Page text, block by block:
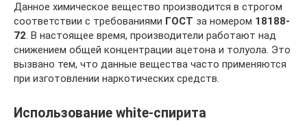
Данное химическое вещество производится в строгом
соответствии с требованиями ГОСТ за номером 18188-
72. В настоящее время, производители работают над
снижением общей концентрации ацетона и толуола. Это
вызвано тем, что данные вещества часто применяются
при изготовлении наркотических средств.
Использование white-спирита